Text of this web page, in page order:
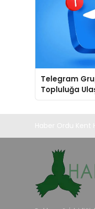
Telegram
Topluluğa
Grup